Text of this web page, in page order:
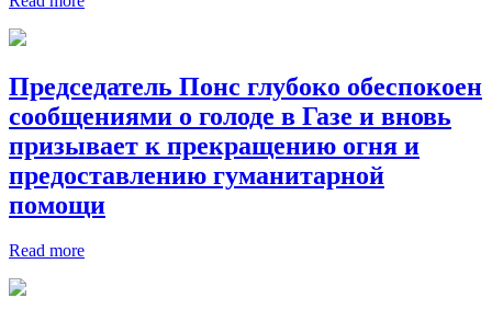
Председатель Понс глубоко обеспокоен
сообщениями о голоде в Газе и вновь
призывает к прекращению огня и
предоставлению гуманитарной
помощи
Read more